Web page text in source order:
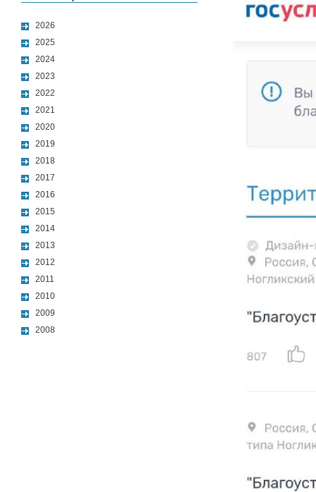
2026
2025
2024
2023
2022
2021
2020
2019
2018
2017
2016
2015
2014
2013
2012
2011
2010
2009
2008